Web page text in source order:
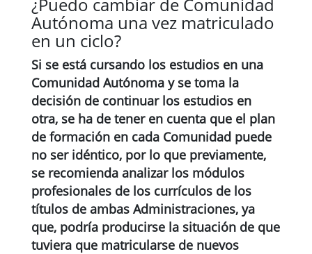
Autónoma una vez matriculado
en un ciclo?
Si se está cursando los estudios en una
Comunidad Autónoma y se toma la
decisión de continuar los estudios en
otra, se ha de tener en cuenta que el plan
de formación en cada Comunidad puede
no ser idéntico, por lo que previamente,
se recomienda analizar los módulos
profesionales de los currículos de los
títulos de ambas Administraciones, ya
que, podría producirse la situación de que
tuviera que matricularse de nuevos